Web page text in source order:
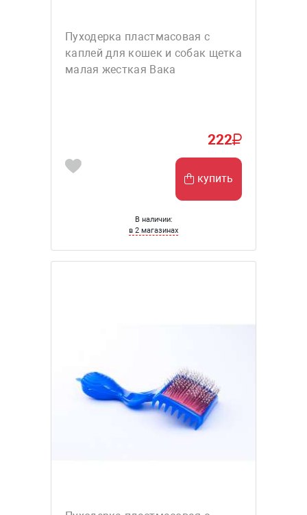
Пуходерка пластмасовая с
каплей для кошек и собак щетка
малая жесткая Вака
222
купить
В наличии:
в 2 магазинах